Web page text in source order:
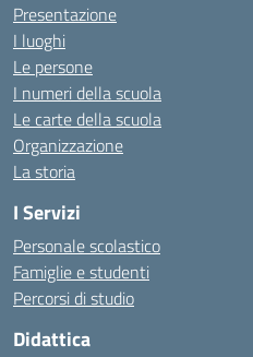
Presentazione
I luoghi
Le persone
I numeri della scuola
Le carte della scuola
Organizzazione
La storia
I Servizi
Personale scolastico
Famiglie e studenti
Percorsi di studio
Didattica